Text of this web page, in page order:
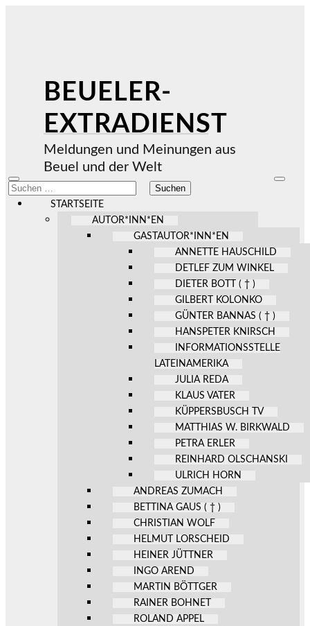
BEUELER-
EXTRADIENST
Meldungen und Meinungen aus
Beuel und der Welt
Mobile-
Menü
ein-/ausblenden
Suchen
nach:
STARTSEITE
AUTOR*INN*EN
GASTAUTOR*INN*EN
ANNETTE HAUSCHILD
DETLEF ZUM WINKEL
DIETER BOTT ( † )
GILBERT KOLONKO
GÜNTER BANNAS ( † )
HANSPETER KNIRSCH
INFORMATIONSSTELLE
LATEINAMERIKA
JULIA REDA
KLAUS VATER
KÜPPERSBUSCH TV
MATTHIAS W. BIRKWALD
PETRA ERLER
REINHARD OLSCHANSKI
ULRICH HORN
ANDREAS ZUMACH
BETTINA GAUS ( † )
CHRISTIAN WOLF
HELMUT LORSCHEID
HEINER JÜTTNER
INGO AREND
MARTIN BÖTTGER
RAINER BOHNET
ROLAND APPEL